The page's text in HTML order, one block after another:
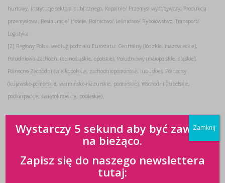
hurtowy, Instytucje sektora publicznego, Kopalnie/ Przemysł wydobywczy, Produkcja
przemysłowa, Restauracje/ Hotele, Rolnictwo/ Leśnictwo/ Rybołówstwo, Transport/
Logistyka.
[2] Regiony Polski według podziału Eurostatu: Centralny (łódzkie, mazowieckie),
Południowo-Zachodni (dolnośląskie, opolskie), Południowy (małopolskie, śląskie),
Północno-Zachodni (wielkopolskie, zachodniopomorskie, lubuskie), Północny
(kujawsko-pomorskie, warmińsko-mazurskie, pomorskie), Wschodni (lubelskie,
podkarpackie, świętokrzyskie, podlaskie).
Wystarczy 5 sekund aby być zawsze
na bieżąco.
Zapisz się do naszego newslettera
tutaj:
Zamknij